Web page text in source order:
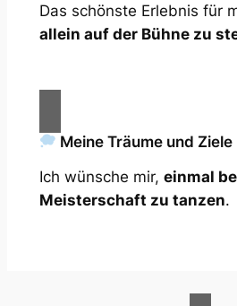
Das schönste Erlebnis für
allein auf der Bühne zu
Meine Träume und Ziele
Ich wünsche mir, einmal
Meisterschaft zu tanzen.